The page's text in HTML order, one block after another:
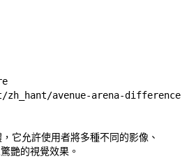
avenue-arena-difference
它允許使用者將多種不同的影像、
艷的視覺效果。